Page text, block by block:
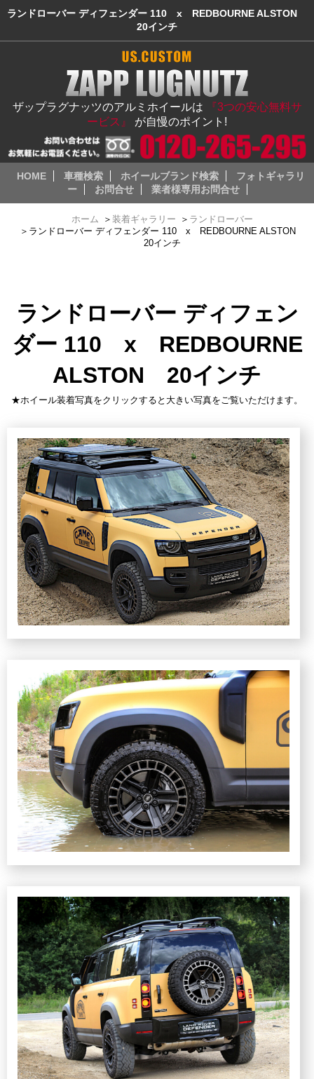
ランドローバー ディフェンダー 110 x REDBOURNE ALSTON
20インチ
ザップラグナッツのアルミホイールは
『3つの安心無料サ
ービス』 が自慢のポイント!
HOME 車種検索 ホイールブランド検索
フォトギャラリ
ー
お問合せ 業者様専用お問合せ
ホーム ＞ 装着ギャラリー ＞ ランドローバー
＞ ランドローバー ディフェンダー 110 x REDBOURNE ALSTON
20インチ
ランドローバー ディフェン
ダー 110 x REDBOURNE
ALSTON 20インチ
★ホイール装着写真をクリックすると大きい写真をご覧いただけます。